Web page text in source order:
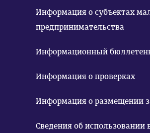
Информация о субъектах
предпринимательства
Информационный
Информация о проверках
Информация о размещении
Сведения об